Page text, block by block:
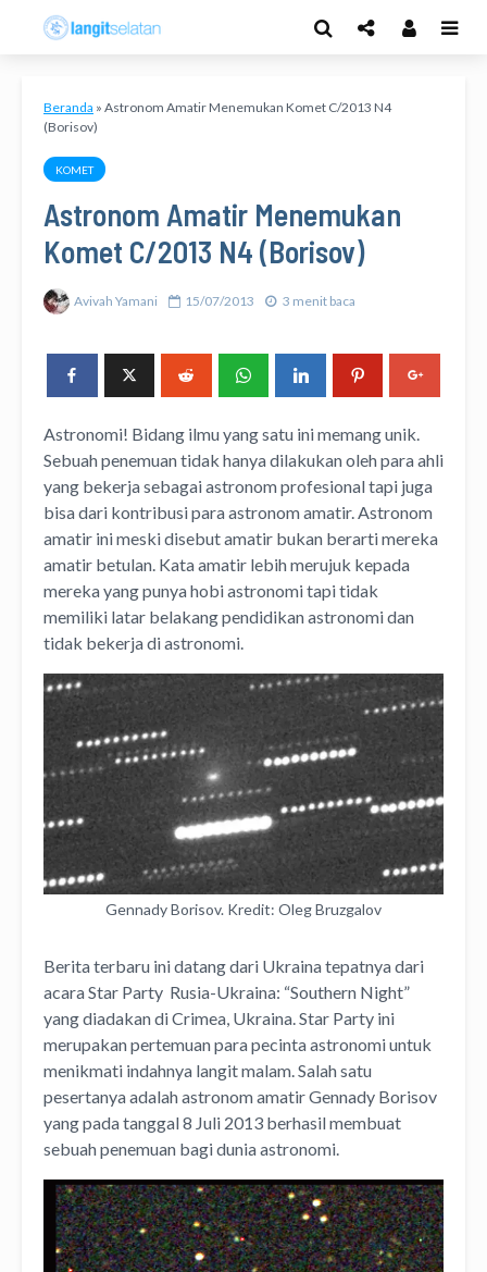
Beranda » Astronom Amatir Menemukan Komet C/2013 N4
(Borisov)
KOMET
Astronom Amatir Menemukan
Komet C/2013 N4 (Borisov)
Avivah Yamani 15/07/2013 3 menit baca
Astronomi! Bidang ilmu yang satu ini memang unik.
Sebuah penemuan tidak hanya dilakukan oleh para ahli
yang bekerja sebagai astronom profesional tapi juga
bisa dari kontribusi para astronom amatir.Astronom
amatir ini meski disebut amatir bukan berarti mereka
amatir betulan. Kata amatir lebih merujuk kepada
mereka yang punya hobi astronomi tapi tidak
memiliki latar belakang pendidikan astronomi dan
tidak bekerja di astronomi.
Gennady Borisov. Kredit: Oleg Bruzgalov
Berita terbaru ini datang dari Ukraina tepatnya dari
acara Star Party Rusia-Ukraina: “Southern Night”
yang diadakan di Crimea, Ukraina. Star Party ini
merupakan pertemuan para pecinta astronomi untuk
menikmati indahnya langit malam. Salah satu
pesertanya adalah astronom amatir Gennady Borisov
yang pada tanggal 8 Juli 2013 berhasil membuat
sebuah penemuan bagi dunia astronomi.